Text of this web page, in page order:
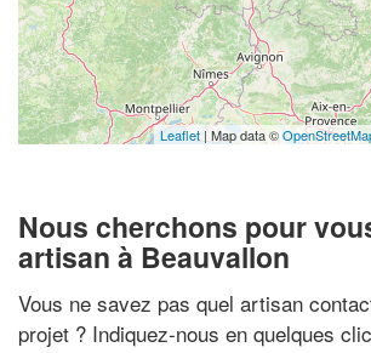
Leaflet | Map data ©
Nous cherchons pour
artisan à Beauvallon
Vous ne savez pas quel artisan
projet ? Indiquez-nous en quelques